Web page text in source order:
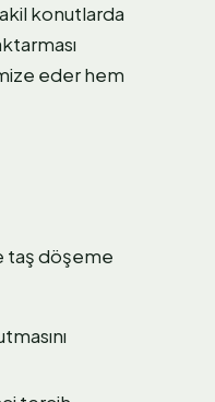
konutlarda
eder hem
taş döşeme